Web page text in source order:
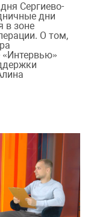
Сергиево-
дни
в зоне
О том,